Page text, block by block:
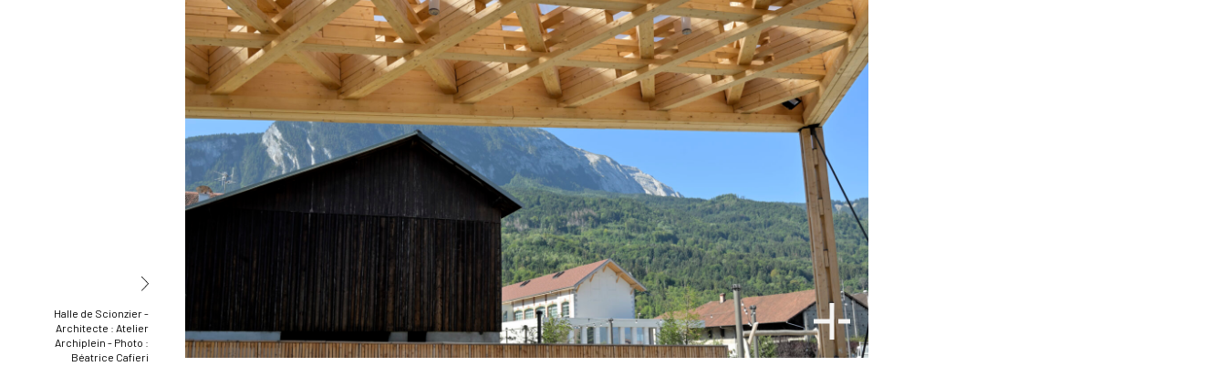
Halle de Scionzier -
Architecte : Atelier
Archiplein - Photo :
Béatrice Cafieri